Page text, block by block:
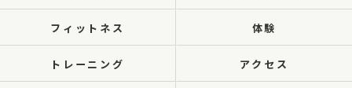
フィットネス 体験
トレーニング アクセス